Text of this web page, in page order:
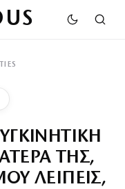
ΤΗΣ,
ΛΕΙΠΕΙΣ,